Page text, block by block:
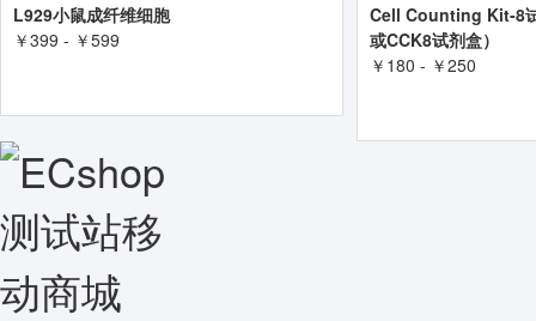
L929小鼠成纤维细胞
￥399 - ￥599
Cell Counting Kit-8
或CCK8试剂盒）
￥180 - ￥250